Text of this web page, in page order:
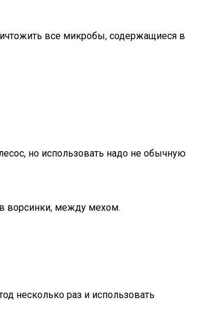
все микробы, содержащиеся в
но использовать надо не обычную
в ворсинки, между мехом.
несколько раз и использовать